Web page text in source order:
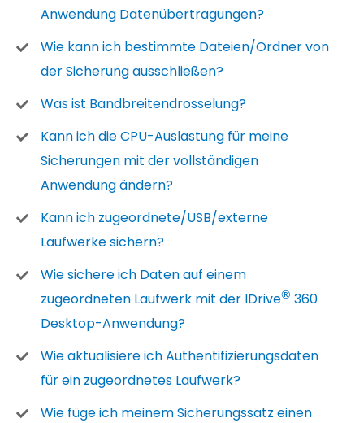
Anwendung Datenübertragungen?
Wie kann ich bestimmte Dateien/Ordner von
der Sicherung ausschließen?
Was ist Bandbreitendrosselung?
Kann ich die CPU-Auslastung für meine
Sicherungen mit der vollständigen
Anwendung ändern?
Kann ich zugeordnete/USB/externe
Laufwerke sichern?
Wie sichere ich Daten auf einem
zugeordneten Laufwerk mit der IDrive® 360
Desktop-Anwendung?
Wie aktualisiere ich Authentifizierungsdaten
für ein zugeordnetes Laufwerk?
Wie füge ich meinem Sicherungssatz einen